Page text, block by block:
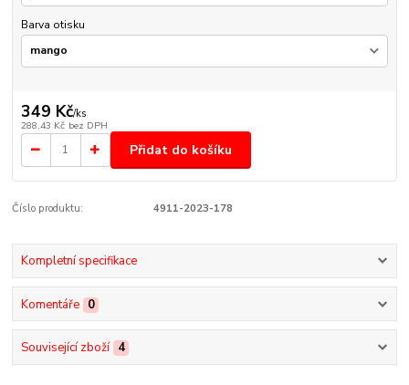
Barva otisku
349 Kč/ks
288,43 Kč bez DPH
Přidat do košíku
Číslo produktu: 4911-2023-178
Kompletní specifikace
Komentáře 0
Související zboží 4